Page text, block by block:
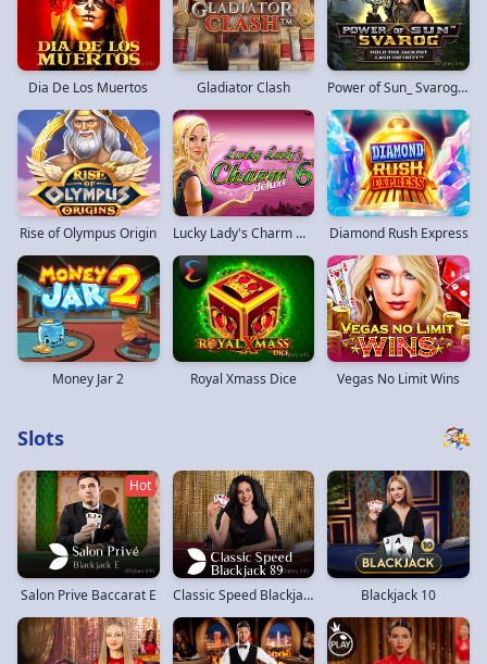
Dia De Los Muertos Gladiator Clash Power of Sun_ Svarog Easter
Rise of Olympus Origin Lucky Lady's Charm Deluxe 6 Diamond Rush Express
Money Jar 2 Royal Xmass Dice Vegas No Limit Wins
Slots
Salon Prive Baccarat E
Hot
Classic Speed Blackjack 89 Blackjack 10